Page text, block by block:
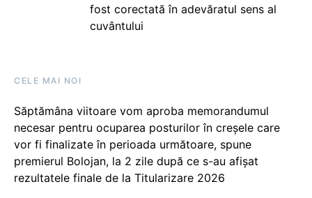
fost corectată în adevăratul sens al
cuvântului
CELE MAI NOI
Săptămâna viitoare vom aproba memorandumul
necesar pentru ocuparea posturilor în creșele care
vor fi finalizate în perioada următoare, spune
premierul Bolojan, la 2 zile după ce s-au afișat
rezultatele finale de la Titularizare 2026